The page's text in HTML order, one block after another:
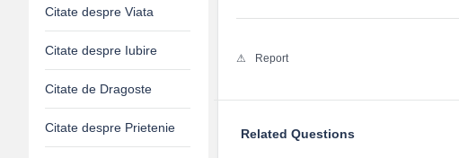
Report
Related Questions
Citate despre Viata
Citate despre Iubire
Citate de Dragoste
Citate despre Prietenie